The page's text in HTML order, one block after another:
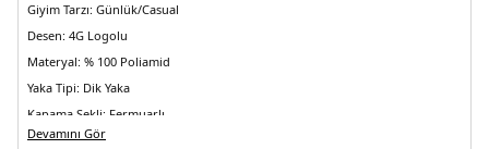
Giyim Tarzı: Günlük/Casual
Desen: 4G Logolu
Materyal: % 100 Poliamid
Yaka Tipi: Dik Yaka
Kapama Şekli: Fermuarlı
Kol Tipi:Uzun Kol
Devamını Gör